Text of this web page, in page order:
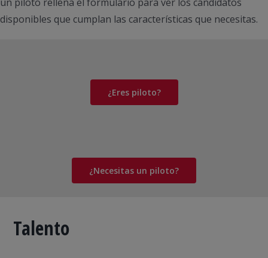
disponibles que cumplan las características que necesitas.
¿Eres piloto?
¿Necesitas un piloto?
Talento